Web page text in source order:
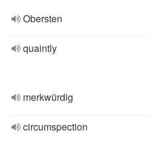
Obersten
quaintly
merkwürdig
circumspection